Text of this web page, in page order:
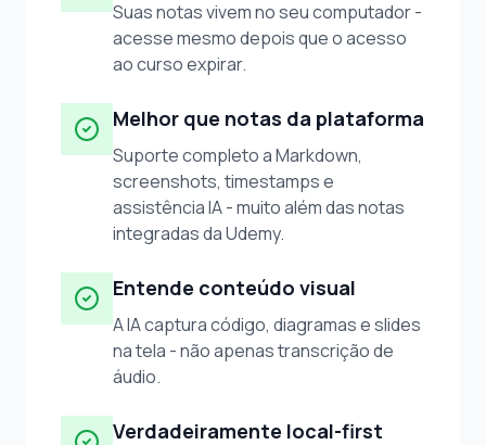
Suas notas vivem no seu computador -
acesse mesmo depois que o acesso
ao curso expirar.
Melhor que notas da plataforma
Suporte completo a Markdown,
screenshots, timestamps e
assistência IA - muito além das notas
integradas da Udemy.
Entende conteúdo visual
A IA captura código, diagramas e slides
na tela - não apenas transcrição de
áudio.
Verdadeiramente local-first